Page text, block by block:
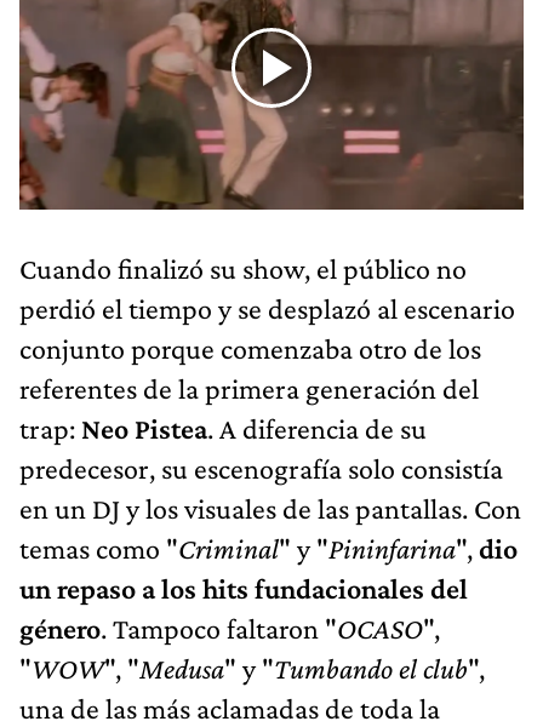
Cuando finalizó su show, el público no
perdió el tiempo y se desplazó al escenario
conjunto porque comenzaba otro de los
referentes de la primera generación del
trap: Neo Pistea. A diferencia de su
predecesor, su escenografía solo consistía
en un DJ y los visuales de las pantallas. Con
temas como "Criminal" y "Pininfarina",dio
un repaso a los hits fundacionales del
género. Tampoco faltaron "OCASO",
"WOW", "Medusa" y "Tumbando el club",
una de las más aclamadas de toda la